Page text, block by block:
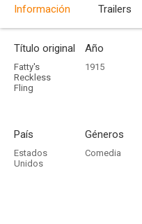
Información Trailers
Título original
Fatty's
Reckless
Fling
Año
1915
País
Estados
Unidos
Géneros
Comedia